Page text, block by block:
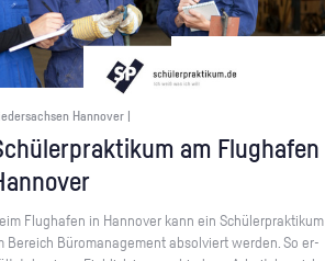
Hannover |
am Flug­ha­fen
Flug­ha­fen in Han­no­ver kann ein Schü­ler­prak­ti­kum
Be­reich Bü­ro­ma­nage­ment ab­sol­viert wer­den. So er­